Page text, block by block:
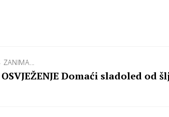
ZANIMA...
OSVJEŽENJE Domaći sladoled od